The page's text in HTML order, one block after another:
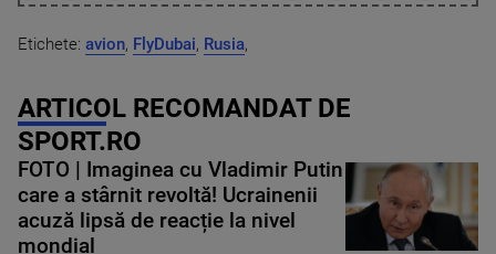
Etichete: avion, FlyDubai, Rusia,
ARTICOL RECOMANDAT DE
SPORT.RO
FOTO | Imaginea cu Vladimir Putin
care a stârnit revoltă! Ucrainenii
acuză lipsă de reacție la nivel
mondial